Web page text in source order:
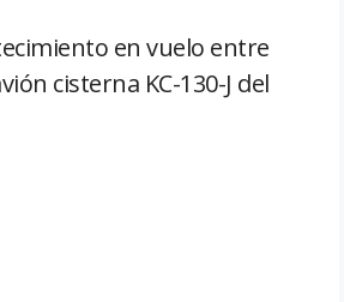
en vuelo entre
cisterna KC-130-J del